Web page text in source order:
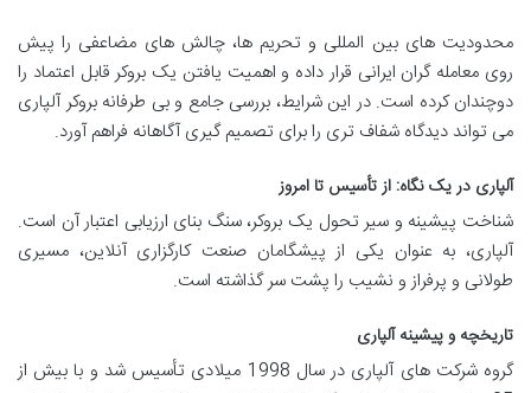
محدودیت های بین المللی و تحریم ها، چالش های مضاعفی را پیش
روی معامله گران ایرانی قرار داده و اهمیت یافتن یک بروکر قابل اعتماد را
دوچندان کرده است. در این شرایط، بررسی جامع و بی طرفانه بروکر آلپاری
می تواند دیدگاه شفاف تری را برای تصمیم گیری آگاهانه فراهم آورد.
آلپاری در یک نگاه: از تأسیس تا امروز
شناخت پیشینه و سیر تحول یک بروکر، سنگ بنای ارزیابی اعتبار آن است.
آلپاری، به عنوان یکی از پیشگامان صنعت کارگزاری آنلاین، مسیری
طولانی و پرفراز و نشیب را پشت سر گذاشته است.
تاریخچه و پیشینه آلپاری
گروه شرکت های آلپاری در سال 1998 میلادی تأسیس شد و با بیش از